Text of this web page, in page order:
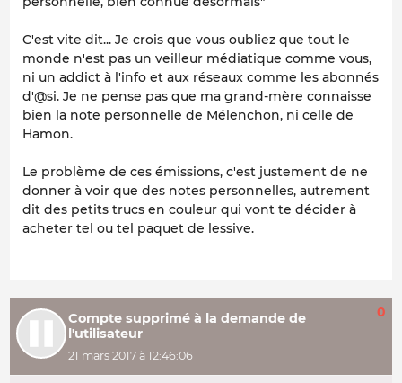
C'est vite dit... Je crois que vous oubliez que tout le
monde n'est pas un veilleur médiatique comme vous,
ni un addict à l'info et aux réseaux comme les abonnés
d'@si. Je ne pense pas que ma grand-mère connaisse
bien la note personnelle de Mélenchon, ni celle de
Hamon.
Le problème de ces émissions, c'est justement de ne
donner à voir que des notes personnelles, autrement
dit des petits trucs en couleur qui vont te décider à
acheter tel ou tel paquet de lessive.
Compte supprimé à la demande de
l'utilisateur
21 mars 2017 à 12:46:06
0